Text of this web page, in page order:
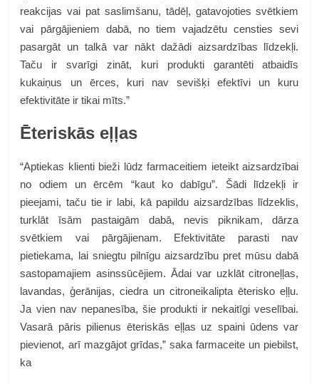
reakcijas vai pat saslimšanu, tādēļ, gatavojoties svētkiem
vai pārgājieniem dabā, no tiem vajadzētu censties sevi
pasargāt un talkā var nākt dažādi aizsardzības līdzekļi.
Taču ir svarīgi zināt, kuri produkti garantēti atbaidīs
kukaiņus un ērces, kuri nav sevišķi efektīvi un kuru
efektivitāte ir tikai mīts.”
Ēteriskās eļļas
“Aptiekas klienti bieži lūdz farmaceitiem ieteikt aizsardzībai
no odiem un ērcēm “kaut ko dabīgu”. Šādi līdzekļi ir
pieejami, taču tie ir labi, kā papildu aizsardzības līdzeklis,
turklāt īsām pastaigām dabā, nevis piknikam, dārza
svētkiem vai pārgājienam. Efektivitāte parasti nav
pietiekama, lai sniegtu pilnīgu aizsardzību pret mūsu dabā
sastopamajiem asinssūcējiem. Ādai var uzklāt citroneļļas,
lavandas, ģerānijas, ciedra un citroneikalipta ēterisko eļļu.
Ja vien nav nepanesība, šie produkti ir nekaitīgi veselībai.
Vasarā pāris pilienus ēteriskās eļļas uz spaini ūdens var
pievienot, arī mazgājot grīdas,” saka farmaceite un piebilst,
ka